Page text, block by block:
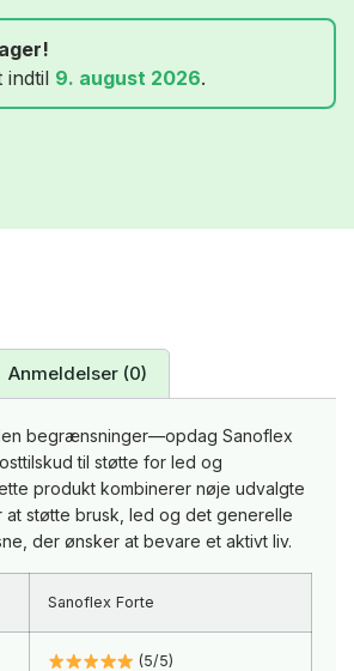
indtil 9. august 2026.
Anmeldelser (0)
begrænsninger—opdag Sanoflex
til støtte for led og
produkt kombinerer nøje udvalgte
støtte brusk, led og det generelle
der ønsker at bevare et aktivt liv.
Sanoflex Forte
(5/5)